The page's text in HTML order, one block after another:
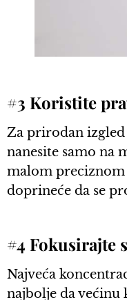
#3 Koristite
Za prirodan
nanesite samo na
malom
doprineće da se
#4 Fokusirajte
Najveća
najbolje da većinu